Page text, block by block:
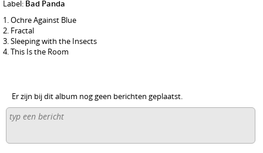
Label: Bad Panda
Ochre Against Blue
Fractal
Sleeping with the Insects
This Is the Room
Er zijn bij dit album nog geen berichten geplaatst.